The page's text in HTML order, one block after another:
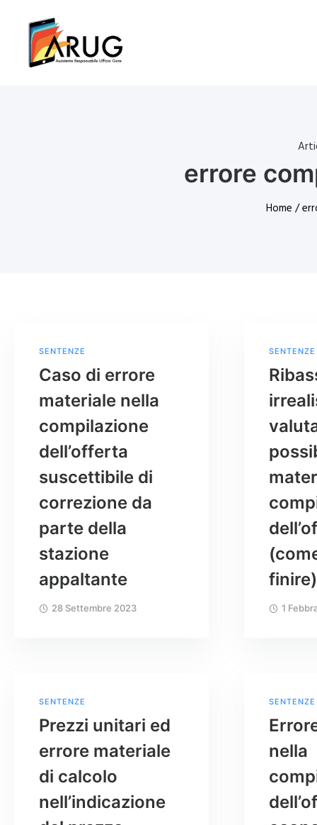
errore
Home /
SENTENZE
Caso di errore
materiale nella
compilazione
dell’offerta
suscettibile di
correzione da
parte della
stazione
appaltante
28 Settembre 2023
SENTENZE
finire)
1
SENTENZE
Prezzi unitari ed
errore materiale
di calcolo
nell’indicazione
SENTENZE
nella